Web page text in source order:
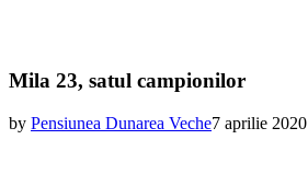
Mila 23, satul campionilor
by Pensiunea Dunarea Veche7 aprilie 2020